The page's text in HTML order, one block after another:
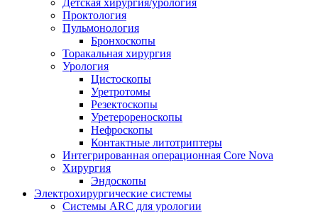
Проктология
Пульмонология
Бронхоскопы
Торакальная хирургия
Урология
Цистоскопы
Уретротомы
Резектоскопы
Уретерореноскопы
Нефроскопы
Контактные литотриптеры
Интегрированная операционная Core Nova
Хирургия
Эндоскопы
Электрохирургические системы
Системы ARC для урологии